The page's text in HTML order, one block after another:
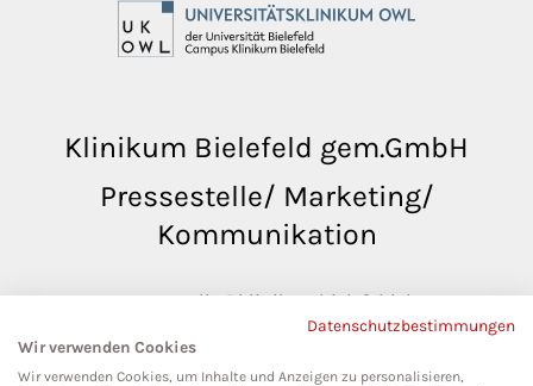
Klinikum Bielefeld gem.GmbH
Pressestelle/ Marketing/
Kommunikation
pressestelle@klinikumbielefeld.de
Teutoburger Str. 50
33604 Bielefeld
Datenschutzbestimmungen
Wir verwenden Cookies
Wir verwenden Cookies, um Inhalte und Anzeigen zu personalisieren,